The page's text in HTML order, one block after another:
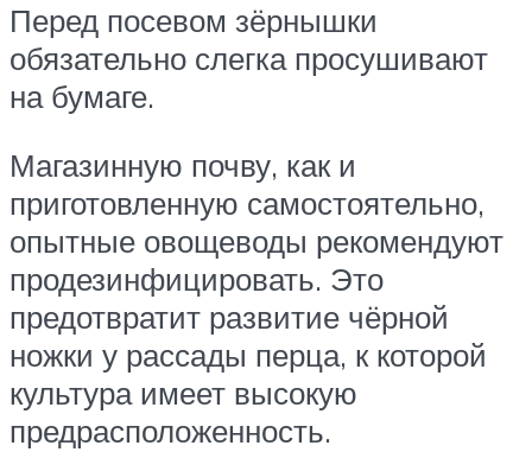
Перед посевом зёрнышки
обязательно слегка просушивают
на бумаге.
Магазинную почву, как и
приготовленную самостоятельно,
опытные овощеводы рекомендуют
продезинфицировать. Это
предотвратит развитие чёрной
ножки у рассады перца, к которой
культура имеет высокую
предрасположенность.